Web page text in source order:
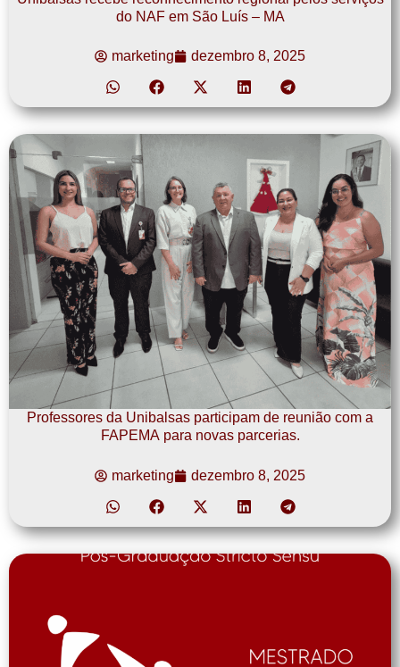
do NAF em São Luís – MA
marketing dezembro 8, 2025
Professores da Unibalsas participam de reunião com a
FAPEMA para novas parcerias.
marketing dezembro 8, 2025